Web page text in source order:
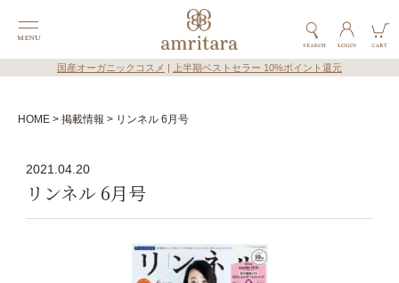
国産オーガニックコスメ 上半期ベストセラー 10%ポイント還元
HOME 掲載情報 リンネル 6月号
2021.04.20
リンネル 6月号